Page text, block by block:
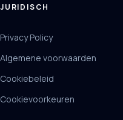
JURIDISCH
Privacy Policy
Algemene voorwaarden
Cookiebeleid
Cookievoorkeuren